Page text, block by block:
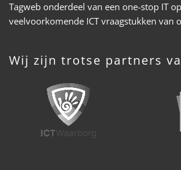
Tagweb onderdeel van een one-stop IT
veelvoorkomende ICT vraagstukken van
Wij zijn trotse partners